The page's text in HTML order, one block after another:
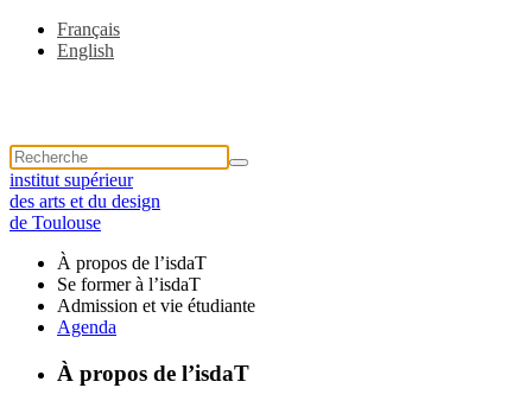
Français
English
institut supérieur
des arts et du design
de Toulouse
À propos de l’isdaT
Se former à l’isdaT
Admission et vie étudiante
Agenda
À propos de l’isdaT